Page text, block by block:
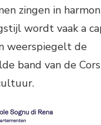
zingen in
wordt vaak a
weerspiegelt de
band van de